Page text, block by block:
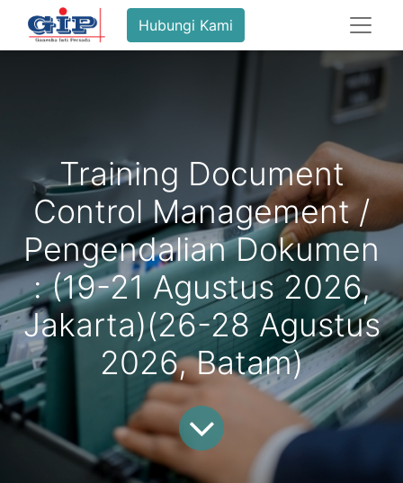
Hubungi Kami
Training Document
Control Management /
Pengendalian Dokumen
: (19-21 Agustus 2026,
Jakarta)(26-28 Agustus
2026, Batam)